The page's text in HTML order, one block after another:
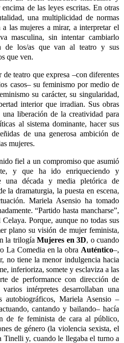
de las leyes escritas. En otras
una multiplicidad de normas
las mujeres a mirar, a interpretar el
masculina, sin intentar cambiarlo
de los/as que van al teatro y sus
que ven.
teatro que expresa –con diferentes
casos– su feminismo por medio de
su carácter, su singularidad,
interior que irradian. Sus obras
liberación de la creatividad para
íticas al sistema dominante, hacer sus
de una generosa ambición de
mujeres.
fiel a un compromiso que asumió
y que ha ido enriqueciendo y
una década y media pletórica de
la dramaturgia, la puesta en escena,
ón. Mariela Asensio ha tomado
“Partido hasta mancharse”,
Porque, aunque no todas sus
plano su visión de mujer feminista,
la trilogíaMujeres en 3D, o cuando
La Comedia en la obra Auténtico–,
no tiene la menor indulgencia hacia
inferioriza, somete y esclaviza a las
de performance con dirección de
varios intérpretes desarrollaban una
autobiográficos, Mariela Asensio –
cantando y bailando–hacía
de fe feminista de cara al público,
de género (la violencia sexista, el
Tinelli y, cuando le llegaba el turno a